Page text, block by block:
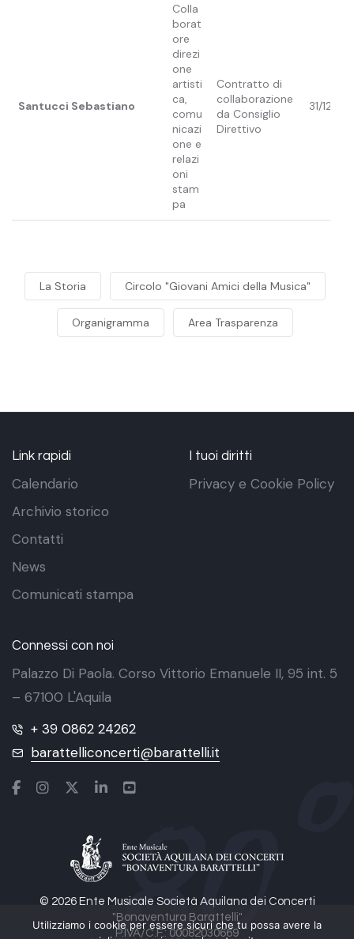
Santucci Sebastiano
Colla
borat
ore
direzi
one
artisti
ca,
comu
nicazi
one e
relazi
oni
stam
pa
Contratto di
collaborazione
da Consiglio
Direttivo
31/12/
La Storia Circolo "Giovani Amici della Musica"
Organigramma Area Trasparenza
© 2026 Ente Musicale Società Aquilana dei Concerti
"Bonaventura Barattelli"
P.IVA/C.F.: 00082030669
Link rapidi
Calendario
Archivio storico
Contatti
News
Comunicati stampa
I tuoi diritti
Privacy e Cookie Policy
Connessi con noi
Palazzo Di Paola. Corso Vittorio Emanuele II, 95 int. 5
– 67100 L'Aquila
+ 39 0862 24262
barattelliconcerti@barattelli.it
Utilizziamo i cookie per essere sicuri che tu possa avere la